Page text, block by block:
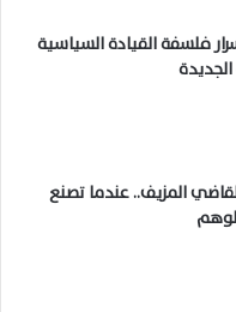
فلسفة القيادة السياسية
المزيف.. عندما تصنع